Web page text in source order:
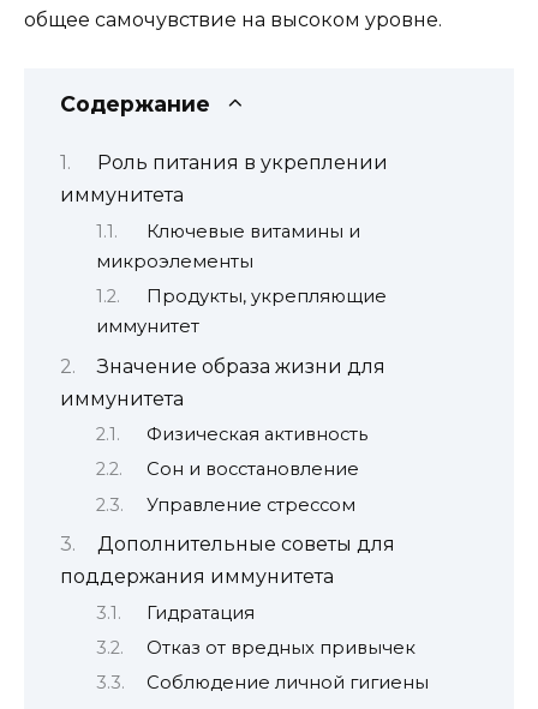
общее самочувствие на высоком уровне.
Содержание
Роль питания в укреплении
иммунитета
Ключевые витамины и
микроэлементы
Продукты, укрепляющие
иммунитет
Значение образа жизни для
иммунитета
Физическая активность
Сон и восстановление
Управление стрессом
Дополнительные советы для
поддержания иммунитета
Гидратация
Отказ от вредных привычек
Соблюдение личной гигиены